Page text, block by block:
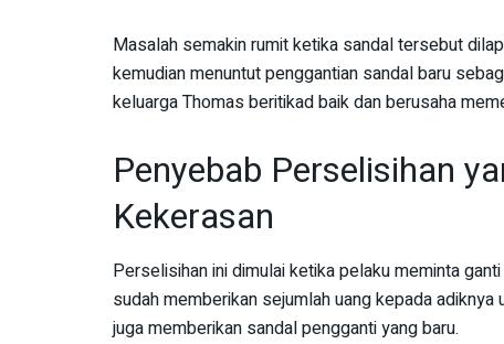
Masalah semakin rumit ketika sandal tersebut
kemudian menuntut penggantian sandal baru
keluarga Thomas beritikad baik dan berusaha
Penyebab Perselisihan
Kekerasan
Perselisihan ini dimulai ketika pelaku meminta
sudah memberikan sejumlah uang kepada
juga memberikan sandal pengganti yang baru.